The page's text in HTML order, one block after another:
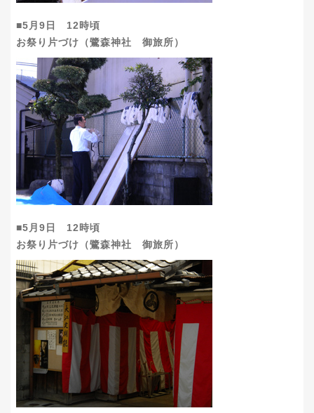
■5月9日 12時頃
お祭り片づけ（鷺森神社 御旅所）
■5月9日 12時頃
お祭り片づけ（鷺森神社 御旅所）